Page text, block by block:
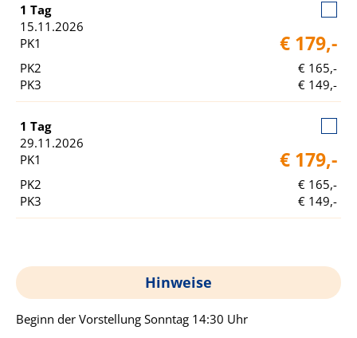
1 Tag
15.11.2026
PK1
€ 179,-
PK2
€ 165,-
PK3
€ 149,-
1 Tag
29.11.2026
PK1
€ 179,-
PK2
€ 165,-
PK3
€ 149,-
Hinweise
Beginn der Vorstellung Sonntag 14:30 Uhr